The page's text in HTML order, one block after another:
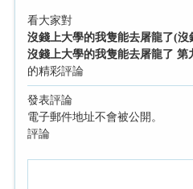
看大家對
沒錢上大學的我隻能去屠龍了(
沒錢上大學的我隻能去屠龍了
的精彩評論
發表評論
電子郵件地址不會被公開。
評論